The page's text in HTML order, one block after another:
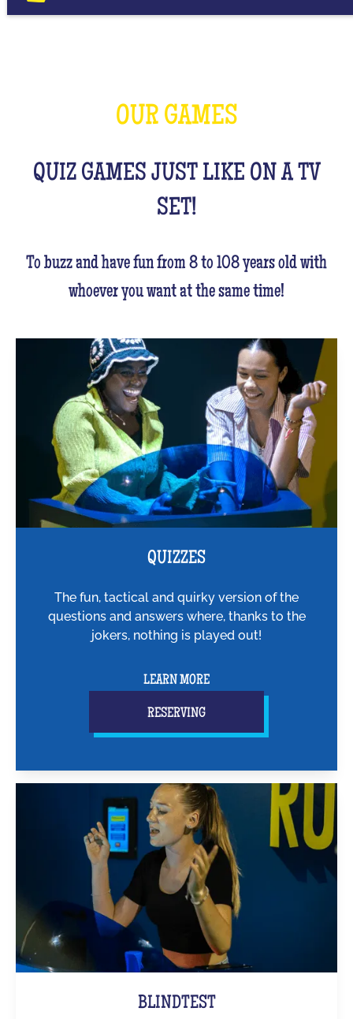
OUR GAMES
QUIZ GAMES JUST LIKE ON A TV
SET!
To buzz and have fun from 8 to 108 years old with
whoever you want at the same time!
QUIZZES
The fun, tactical and quirky version of the
questions and answers where, thanks to the
jokers, nothing is played out!
LEARN MORE
RESERVING
BLINDTEST